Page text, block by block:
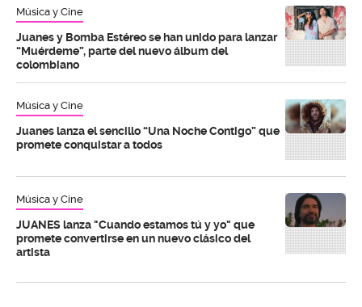
Música y Cine
Juanes y Bomba Estéreo se han unido para lanzar
“Muérdeme”, parte del nuevo álbum del
colombiano
Música y Cine
Juanes lanza el sencillo “Una Noche Contigo” que
promete conquistar a todos
Música y Cine
JUANES lanza "Cuando estamos tú y yo" que
promete convertirse en un nuevo clásico del
artista